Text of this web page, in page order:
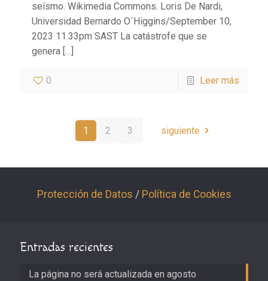
seísmo. Wikimedia Commons. Loris De Nardi,
Universidad Bernardo O´Higgins/September 10,
2023 11.33pm SAST La catástrofe que se
genera […]
0 Leer más
1 2 3 siguiente
Protección de Datos / Política de Cookies
Entradas recientes
La página no será actualizada en agosto